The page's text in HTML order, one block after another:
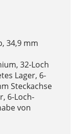
34,9 mm
32-Loch
Lager, 6-
Steckachse
6-Loch-
von